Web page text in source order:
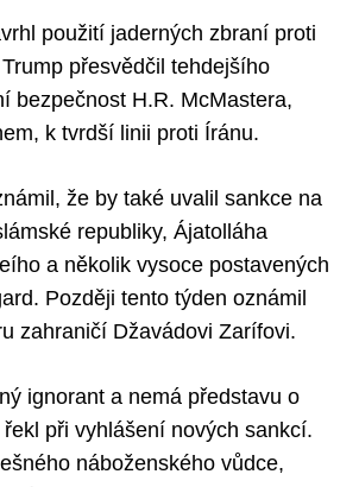
použití jaderných zbraní proti
přesvědčil tehdejšího
bezpečnost H.R. McMastera,
k tvrdší linii proti Íránu.
že by také uvalil sankce na
republiky, Ájatolláha
a několik vysoce postavených
Později tento týden oznámil
zahraničí Džavádovi Zarífovi.
ignorant a nemá představu o
při vyhlášení nových sankcí.
náboženského vůdce,